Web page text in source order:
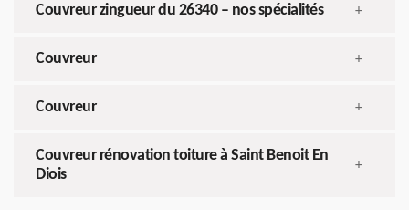
Couvreur zingueur du 26340 – nos spécialités +
Couvreur +
Couvreur +
Couvreur rénovation toiture à Saint Benoit En
Diois
+